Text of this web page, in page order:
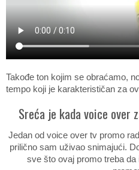
Takođe ton kojim se obraćamo,
tempo koji je karakterističan za
Sreća je kada voice over
Jedan od voice over tv promo
prilično sam uživao snimajući.
sve što ovaj promo treba